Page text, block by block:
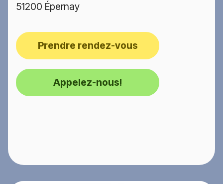
51200 Épernay
Prendre rendez-vous
Appelez-nous!